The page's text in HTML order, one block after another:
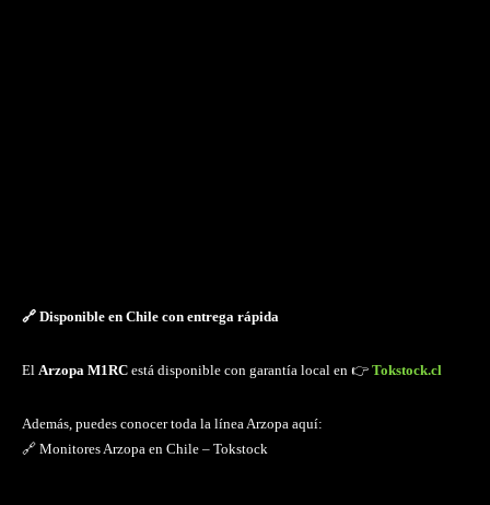
🔗 Disponible en Chile con entrega rápida
El Arzopa M1RC está disponible con garantía local en 👉 Tokstock.cl
Además, puedes conocer toda la línea Arzopa aquí:
🔗 Monitores Arzopa en Chile – Tokstock